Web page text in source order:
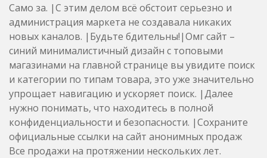
Само за. |С этим делом всё обстоит серьезно и
администрация маркета не создавала никаких
новых каналов. |Будьте бдительны!|Омг сайт –
синий минималистичный дизайн с топовыми
магазинами на главной странице вы увидите поиск
и категории по типам товара, это уже значительно
упрощает навигацию и ускоряет поиск. |Далее
нужно понимать, что находитесь в полной
конфиденциальности и безопасности. |Сохраните
официальные ссылки на сайт анонимных продаж
Все продажи на протяжении нескольких лет.